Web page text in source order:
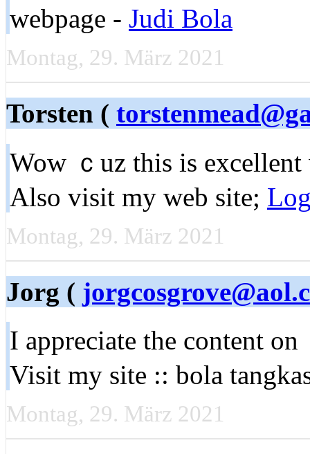
wеbpage - Judi Bola
Montag, 29. März 2021
Torsten (
Wow ｃuz thіs is
Also visit my web site;
Montag, 29. März 2021
Jorg (
I appreciate the content
Visit my site :: bola
Montag, 29. März 2021